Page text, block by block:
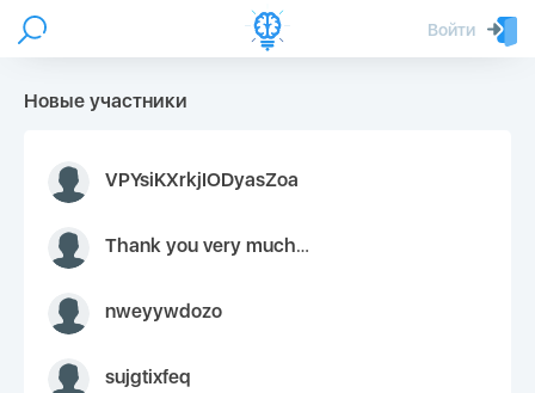
Войти
Новые участники
VPYsiKXrkjIODyasZoa
Thank you very much for your inquiry We appreciate you 9126052 https://youtube.com faceapple !
nweyywdozo
sujgtixfeq